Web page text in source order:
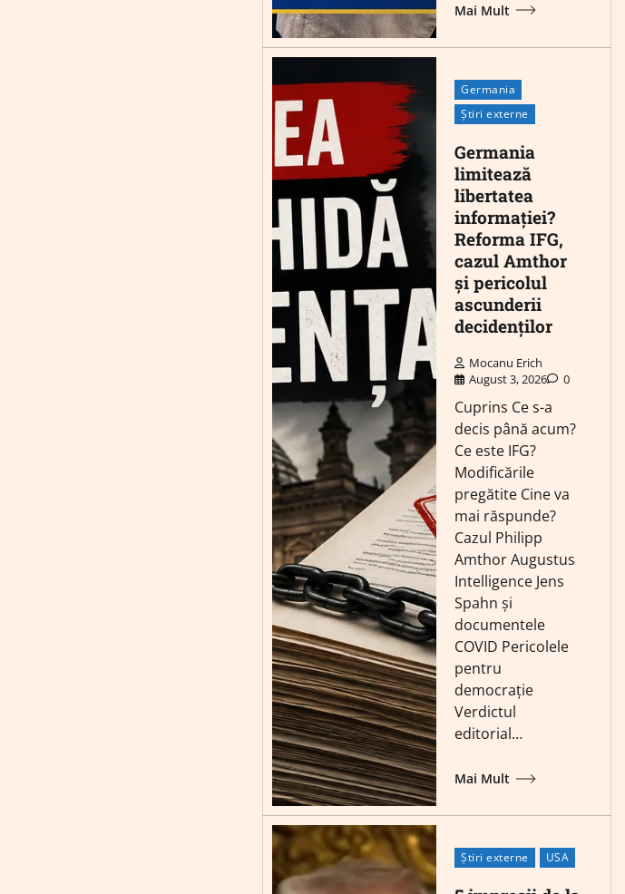
Mai Mult
Germania
Știri externe
Germania
limitează
libertatea
informației?
Reforma IFG,
cazul Amthor
și pericolul
ascunderii
decidenților
Mocanu Erich
August 3, 2026
0
Cuprins Ce s-a
decis până acum?
Ce este IFG?
Modificările
pregătite Cine va
mai răspunde?
Cazul Philipp
Amthor Augustus
Intelligence Jens
Spahn și
documentele
COVID Pericolele
pentru
democrație
Verdictul
editorial…
Mai Mult
Știri externe USA